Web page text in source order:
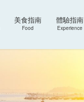
美食指南
Food
體驗指南
Experience